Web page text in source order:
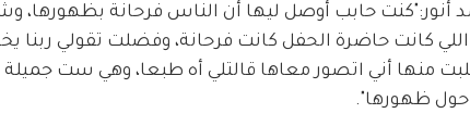
كانت حاضرة الحفل كانت فرحانة، وفضلت تقولي ربنا
منها أني اتصور معاها قالتلي أه طبعا، وهي ست جميلة
ظهورها".